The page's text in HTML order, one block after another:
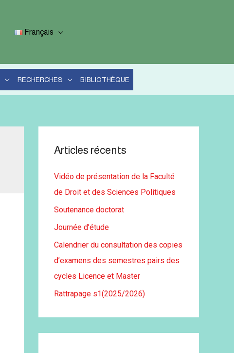
Français
RECHERCHES BIBLIOTHÈQUE
Articles récents
Vidéo de présentation de la Faculté
de Droit et des Sciences Politiques
Soutenance doctorat
Journée d’étude
Calendrier du consultation des copies
d’examens des semestres pairs des
cycles Licence et Master
Rattrapage s1(2025/2026)